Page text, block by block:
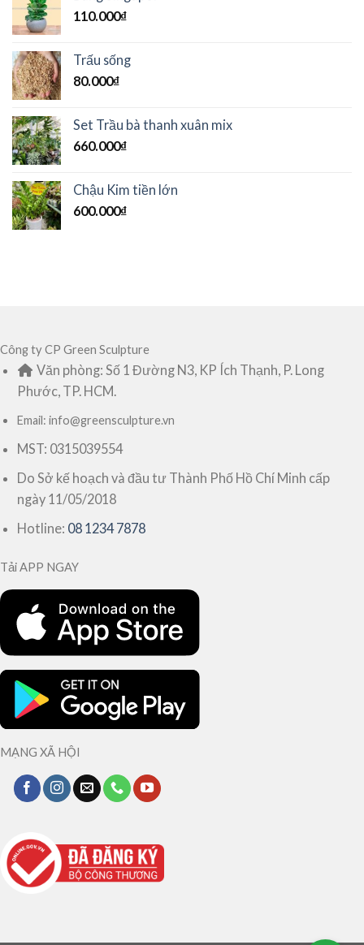
110.000₫
Trấu sống
80.000₫
Set Trầu bà thanh xuân mix
660.000₫
Chậu Kim tiền lớn
600.000₫
Công ty CP Green Sculpture
Văn phòng: Số 1 Đường N3, KP Ích Thạnh, P. Long
Phước, TP. HCM.
Email: info@greensculpture.vn
MST: 0315039554
Do Sở kế hoạch và đầu tư Thành Phố Hồ Chí Minh cấp
ngày 11/05/2018
Hotline: 08 1234 7878
Tải APP NGAY
MẠNG XÃ HỘI